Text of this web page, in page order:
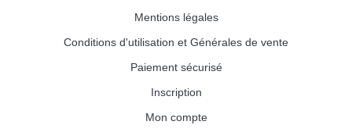
Mentions légales
Conditions d'utilisation et Générales de vente
Paiement sécurisé
Inscription
Mon compte